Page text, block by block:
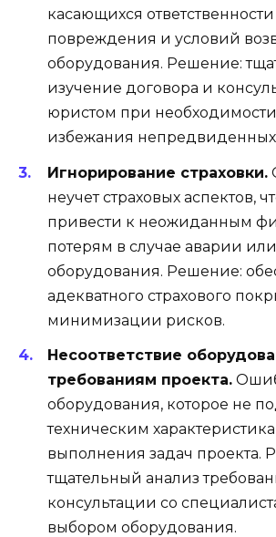
касающихся ответственности
повреждения и условий
оборудования. Решение:
изучение договора и
юристом при
избежания непредвиденных
Игнорирование страховки.
неучет страховых аспектов,
привести к неожиданным
потерям в случае аварии
оборудования. Решение:
адекватного страхового
минимизации рисков.
Несоответствие
требованиям проекта.
оборудования, которое не
техническим
выполнения задач проекта.
тщательный анализ
консультации со
выбором оборудования.